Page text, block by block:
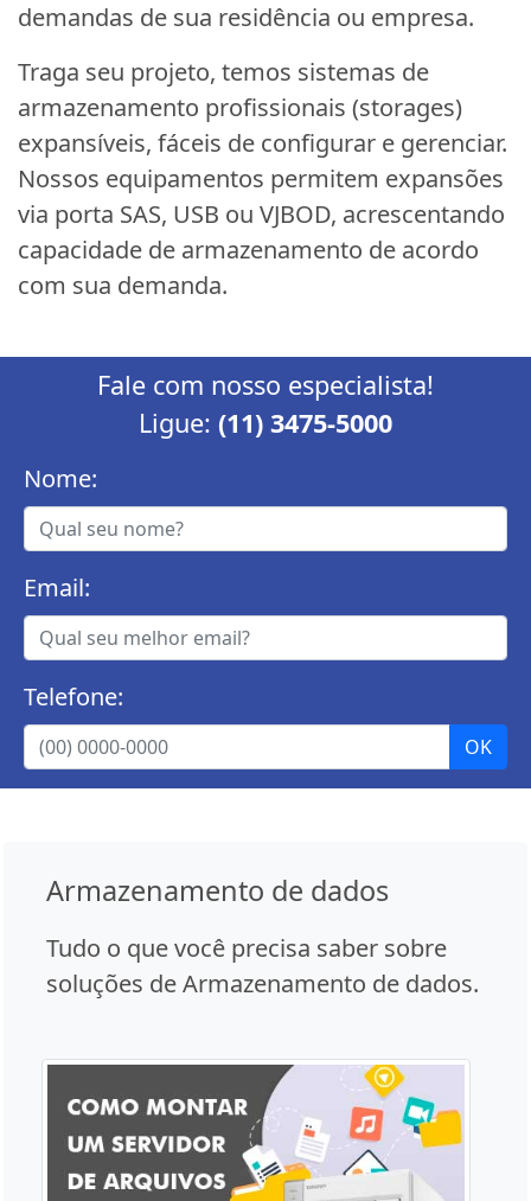
demandas de sua residência ou empresa.
Traga seu projeto, temos sistemas de
armazenamento profissionais (storages)
expansíveis, fáceis de configurar e gerenciar.
Nossos equipamentos permitem expansões
via porta SAS, USB ou VJBOD, acrescentando
capacidade de armazenamento de acordo
com sua demanda.
Fale com nosso especialista!
Ligue: (11) 3475-5000
Nome:
Email:
Telefone:
Armazenamento de dados
Tudo o que você precisa saber sobre
soluções de Armazenamento de dados.